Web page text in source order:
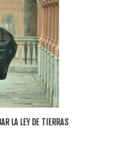
LA LEY DE TIERRAS